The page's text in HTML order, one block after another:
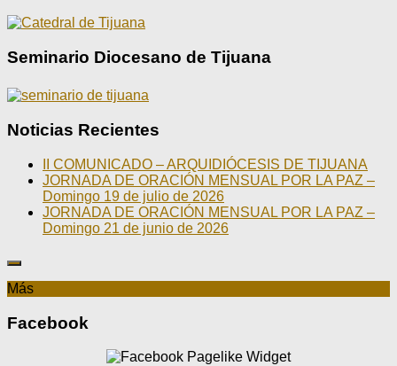
Seminario Diocesano de Tijuana
Noticias Recientes
II COMUNICADO – ARQUIDIÓCESIS DE TIJUANA
JORNADA DE ORACIÓN MENSUAL POR LA PAZ –
Domingo 19 de julio de 2026
JORNADA DE ORACIÓN MENSUAL POR LA PAZ –
Domingo 21 de junio de 2026
Más
Facebook